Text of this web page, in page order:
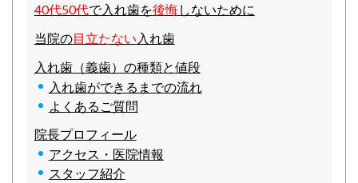
40代50代で入れ歯を後悔しないために
当院の目立たない 入れ歯
入れ歯（義歯）の種類と値段
入れ歯ができるまでの流れ
よくあるご質問
院長プロフィール
アクセス・医院情報
スタッフ紹介